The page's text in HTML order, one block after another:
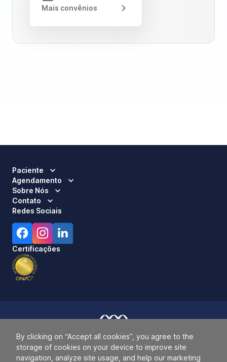
By clicking on “Accept all cookies”, you agree to the
storage of cookies on your device to improve site
navigation, analyze site usage, and help our marketing
Mais convênios
Paciente
Agendamento
Sobre Nós
Contato
Redes Sociais
Certificações
Responsável Técnico:
Dra. Luci Mara Barbiero – CRM 120.433/SP
2026 ALLIANÇA. TODOS OS DIREITOS RESERVADOS.
42.771.949/0019-64.